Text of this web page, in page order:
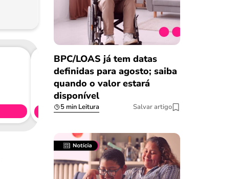
BPC/LOAS já tem datas
definidas para agosto; saiba
quando o valor estará
disponível
5 min Leitura Salvar artigo